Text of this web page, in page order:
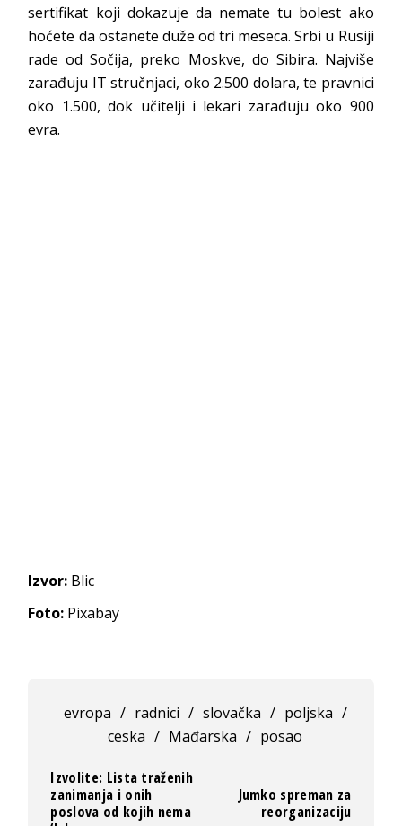
sertifikat koji dokazuje da nemate tu bolest ako
hoćete da ostanete duže od tri meseca. Srbi u Rusiji
rade od Sočija, preko Moskve, do Sibira. Najviše
zarađuju IT stručnjaci, oko 2.500 dolara, te pravnici
oko 1.500, dok učitelji i lekari zarađuju oko 900
evra.
Izvor: Blic
Foto: Pixabay
evropa / radnici / slovačka / poljska /
ceska / Mađarska / posao
Izvolite: Lista traženih
zanimanja i onih
poslova od kojih nema
Jumko spreman za
reorganizaciju